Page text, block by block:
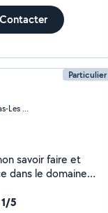
Contacter
Particulier
Saint-Laurent-du-Var (Les Rascas-Les Pugets)
savoir faire et
dans le domaine
A ce jour, les
5